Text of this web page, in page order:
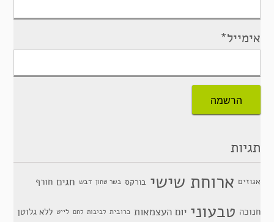
אימייל*
תגיות
אגוזים ארוחת שישי בורקס בשר טחון דבש חגים חורף
חנוכה טבעוני יום העצמאות כרובית לביבות לחם לייט ללא גלוטן